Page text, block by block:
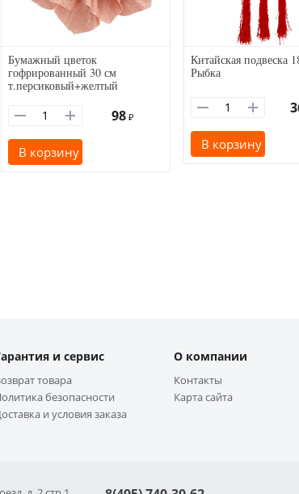
Бумажный цветок
гофрированный 30 см
т.персиковый+желтый
98 ₽
В корзину
Китайская подвеска
Рыбка
В корзину
и сервис
товара
безопасности
и условия заказа
О компании
Контакты
Карта сайта